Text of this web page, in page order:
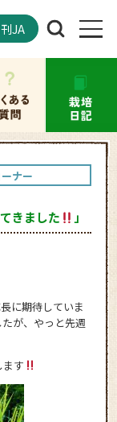
JA
ナー
きました 」
に期待していま
が、やっと先週
す